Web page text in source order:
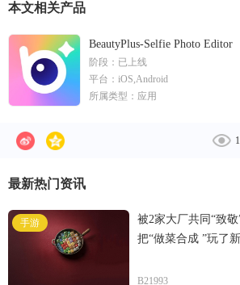
觉、深度学习、计算机图形学
领域的研发，以核心技术创新
至2021年6月，美图公司应用
台独立移动设备上激活，月活
的用户，在印度尼西亚、泰
本文相关产品
BeautyPlus-Selfie Photo Editor
阶段： 已上线
平台： iOS,Android
所属类型： 应用
最新热门资讯
手游
被2家大厂共同“致
把“做菜合成 ”玩了
B21993